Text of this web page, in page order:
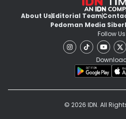
About UsEditorial Team
Pedoman Media Siber
Follow Us
© 2026 IDN. All